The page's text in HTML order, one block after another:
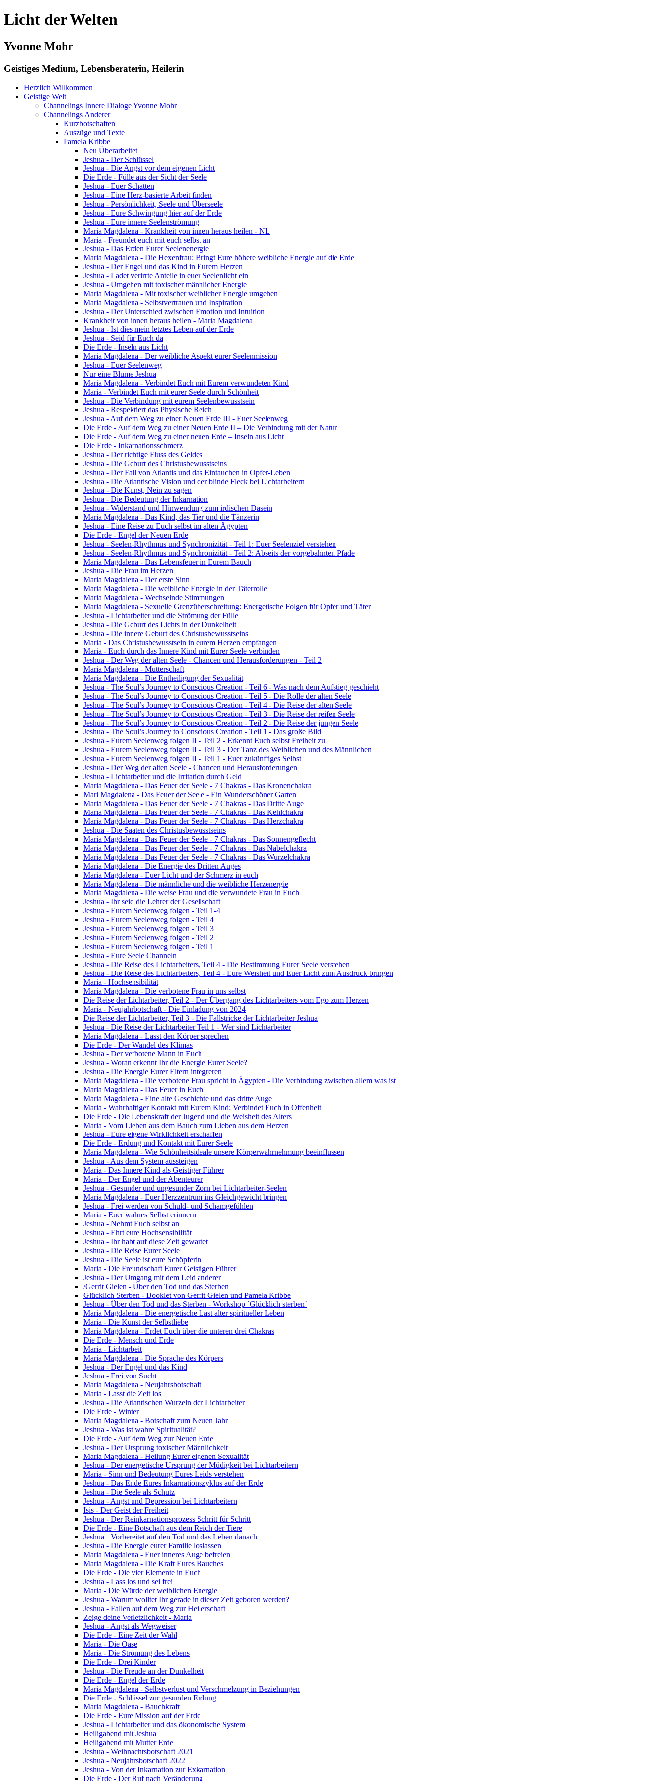
Licht der Welten
Yvonne Mohr
Geistiges Medium, Lebensberaterin, Heilerin
Herzlich Willkommen
Geistige Welt
Channelings Innere Dialoge Yvonne Mohr
Channelings Anderer
Kurzbotschaften
Auszüge und Texte
Pamela Kribbe
Neu Überarbeitet
Jeshua - Der Schlüssel
Jeshua - Die Angst vor dem eigenen Licht
Die Erde - Fülle aus der Sicht der Seele
Jeshua - Euer Schatten
Jeshua - Eine Herz-basierte Arbeit finden
Jeshua - Persönlichkeit, Seele und Überseele
Jeshua - Eure Schwingung hier auf der Erde
Jeshua - Eure innere Seelenströmung
Maria Magdalena - Krankheit von innen heraus heilen - NL
Maria - Freundet euch mit euch selbst an
Jeshua - Das Erden Eurer Seelenenergie
Maria Magdalena - Die Hexenfrau: Bringt Eure höhere weibliche Energie auf die Erde
Jeshua - Der Engel und das Kind in Eurem Herzen
Jeshua - Ladet verirrte Anteile in euer Seelenlicht ein
Jeshua - Umgehen mit toxischer männlicher Energie
Maria Magdalena - Mit toxischer weiblicher Energie umgehen
Maria Magdalena - Selbstvertrauen und Inspiration
Jeshua - Der Unterschied zwischen Emotion und Intuition
Krankheit von innen heraus heilen - Maria Magdalena
Jeshua - Ist dies mein letztes Leben auf der Erde
Jeshua - Seid für Euch da
Die Erde - Inseln aus Licht
Maria Magdalena - Der weibliche Aspekt eurer Seelenmission
Jeshua - Euer Seelenweg
Nur eine Blume Jeshua
Maria Magdalena - Verbindet Euch mit Eurem verwundeten Kind
Maria - Verbindet Euch mit eurer Seele durch Schönheit
Jeshua - Die Verbindung mit eurem Seelenbewusstsein
Jeshua - Respektiert das Physische Reich
Jeshua - Auf dem Weg zu einer Neuen Erde III - Euer Seelenweg
Die Erde - Auf dem Weg zu einer Neuen Erde II – Die Verbindung mit der Natur
Die Erde - Auf dem Weg zu einer neuen Erde – Inseln aus Licht
Die Erde - Inkarnationsschmerz
Jeshua - Der richtige Fluss des Geldes
Jeshua - Die Geburt des Christusbewusstseins
Jeshua - Der Fall von Atlantis und das Eintauchen in Opfer-Leben
Jeshua - Die Atlantische Vision und der blinde Fleck bei Lichtarbeitern
Jeshua - Die Kunst, Nein zu sagen
Jeshua - Die Bedeutung der Inkarnation
Jeshua - Widerstand und Hinwendung zum irdischen Dasein
Maria Magdalena - Das Kind, das Tier und die Tänzerin
Jeshua - Eine Reise zu Euch selbst im alten Ägypten
Die Erde - Engel der Neuen Erde
Jeshua - Seelen-Rhythmus und Synchronizität - Teil 1: Euer Seelenziel verstehen
Jeshua - Seelen-Rhythmus und Synchronizität - Teil 2: Abseits der vorgebahnten Pfade
Maria Magdalena - Das Lebensfeuer in Eurem Bauch
Jeshua - Die Frau im Herzen
Maria Magdalena - Der erste Sinn
Maria Magdalena - Die weibliche Energie in der Täterrolle
Maria Magdalena - Wechselnde Stimmungen
Maria Magdalena - Sexuelle Grenzüberschreitung: Energetische Folgen für Opfer und Täter
Jeshua - Lichtarbeiter und die Strömung der Fülle
Jeshua - Die Geburt des Lichts in der Dunkelheit
Jeshua - Die innere Geburt des Christusbewusstseins
Maria - Das Christusbewusstsein in eurem Herzen empfangen
Maria - Euch durch das Innere Kind mit Eurer Seele verbinden
Jeshua - Der Weg der alten Seele - Chancen und Herausforderungen - Teil 2
Maria Magdalena - Mutterschaft
Maria Magdalena - Die Entheiligung der Sexualität
Jeshua - The Soul’s Journey to Conscious Creation - Teil 6 - Was nach dem Aufstieg geschieht
Jeshua - The Soul’s Journey to Conscious Creation - Teil 5 - Die Rolle der alten Seele
Jeshua - The Soul’s Journey to Conscious Creation - Teil 4 - Die Reise der alten Seele
Jeshua - The Soul’s Journey to Conscious Creation - Teil 3 - Die Reise der reifen Seele
Jeshua - The Soul’s Journey to Conscious Creation - Teil 2 - Die Reise der jungen Seele
Jeshua - The Soul’s Journey to Conscious Creation - Teil 1 - Das große Bild
Jeshua - Eurem Seelenweg folgen II - Teil 2 - Erkennt Euch selbst Freiheit zu
Jeshua - Eurem Seelenweg folgen II - Teil 3 - Der Tanz des Weiblichen und des Männlichen
Jeshua - Eurem Seelenweg folgen II - Teil 1 - Euer zukünftiges Selbst
Jeshua - Der Weg der alten Seele - Chancen und Herausforderungen
Jeshua - Lichtarbeiter und die Irritation durch Geld
Maria Magdalena - Das Feuer der Seele - 7 Chakras - Das Kronenchakra
Mari Magdalena - Das Feuer der Seele - Ein Wunderschöner Garten
Maria Magdalena - Das Feuer der Seele - 7 Chakras - Das Dritte Auge
Maria Magdalena - Das Feuer der Seele - 7 Chakras - Das Kehlchakra
Maria Magdalena - Das Feuer der Seele - 7 Chakras - Das Herzchakra
Jeshua - Die Saaten des Christusbewusstseins
Maria Magdalena - Das Feuer der Seele - 7 Chakras - Das Sonnengeflecht
Maria Magdalena - Das Feuer der Seele - 7 Chakras - Das Nabelchakra
Maria Magdalena - Das Feuer der Seele - 7 Chakras - Das Wurzelchakra
Maria Magdalena - Die Energie des Dritten Auges
Maria Magdalena - Euer Licht und der Schmerz in euch
Maria Magdalena - Die männliche und die weibliche Herzenergie
Maria Magdalena - Die weise Frau und die verwundete Frau in Euch
Jeshua - Ihr seid die Lehrer der Gesellschaft
Jeshua - Eurem Seelenweg folgen - Teil 1-4
Jeshua - Eurem Seelenweg folgen - Teil 4
Jeshua - Eurem Seelenweg folgen - Teil 3
Jeshua - Eurem Seelenweg folgen - Teil 2
Jeshua - Eurem Seelenweg folgen - Teil 1
Jeshua - Eure Seele Channeln
Jeshua - Die Reise des Lichtarbeiters, Teil 4 - Die Bestimmung Eurer Seele verstehen
Jeshua - Die Reise des Lichtarbeiters, Teil 4 - Eure Weisheit und Euer Licht zum Ausdruck bringen
Maria - Hochsensibilität
Maria Magdalena - Die verbotene Frau in uns selbst
Die Reise der Lichtarbeiter, Teil 2 - Der Übergang des Lichtarbeiters vom Ego zum Herzen
Maria - Neujahrbotschaft - Die Einladung von 2024
Die Reise der Lichtarbeiter, Teil 3 - Die Fallstricke der Lichtarbeiter Jeshua
Jeshua - Die Reise der Lichtarbeiter Teil 1 - Wer sind Lichtarbeiter
Maria Magdalena - Lasst den Körper sprechen
Die Erde - Der Wandel des Klimas
Jeshua - Der verbotene Mann in Euch
Jeshua - Woran erkennt Ihr die Energie Eurer Seele?
Jeshua - Die Energie Eurer Eltern integreren
Maria Magdalena - Die verbotene Frau spricht in Ägypten - Die Verbindung zwischen allem was ist
Maria Magdalena - Das Feuer in Euch
Maria Magdalena - Eine alte Geschichte und das dritte Auge
Maria - Wahrhaftiger Kontakt mit Eurem Kind: Verbindet Euch in Offenheit
Die Erde - Die Lebenskraft der Jugend und die Weisheit des Alters
Maria - Vom Lieben aus dem Bauch zum Lieben aus dem Herzen
Jeshua - Eure eigene Wirklichkeit erschaffen
Die Erde - Erdung und Kontakt mit Eurer Seele
Maria Magdalena - Wie Schönheitsideale unsere Körperwahrnehmung beeinflussen
Jeshua - Aus dem System aussteigen
Maria - Das Innere Kind als Geistiger Führer
Maria - Der Engel und der Abenteurer
Jeshua - Gesunder und ungesunder Zorn bei Lichtarbeiter-Seelen
Maria Magdalena - Euer Herzzentrum ins Gleichgewicht bringen
Jeshua - Frei werden von Schuld- und Schamgefühlen
Maria - Euer wahres Selbst erinnern
Jeshua - Nehmt Euch selbst an
Jeshua - Ehrt eure Hochsensibilität
Jeshua - Ihr habt auf diese Zeit gewartet
Jeshua - Die Reise Eurer Seele
Jeshua - Die Seele ist eure Schöpferin
Maria - Die Freundschaft Eurer Geistigen Führer
Jeshua - Der Umgang mit dem Leid anderer
/Gerrit Gielen - Über den Tod und das Sterben
Glücklich Sterben - Booklet von Gerrit Gielen und Pamela Kribbe
Jeshua - Über den Tod und das Sterben - Workshop `Glücklich sterben`
Maria Magdalena - Die energetische Last alter spiritueller Leben
Maria - Die Kunst der Selbstliebe
Maria Magdalena - Erdet Euch über die unteren drei Chakras
Die Erde - Mensch und Erde
Maria - Lichtarbeit
Maria Magdalena - Die Sprache des Körpers
Jeshua - Der Engel und das Kind
Jeshua - Frei von Sucht
Maria Magdalena - Neujahrsbotschaft
Maria - Lasst die Zeit los
Jeshua - Die Atlantischen Wurzeln der Lichtarbeiter
Die Erde - Winter
Maria Magdalena - Botschaft zum Neuen Jahr
Jeshua - Was ist wahre Spiritualität?
Die Erde - Auf dem Weg zur Neuen Erde
Jeshua - Der Ursprung toxischer Männlichkeit
Maria Magdalena - Heilung Eurer eigenen Sexualität
Jeshua - Der energetische Ursprung der Müdigkeit bei Lichtarbeitern
Maria - Sinn und Bedeutung Eures Leids verstehen
Jeshua - Das Ende Eures Inkarnationszyklus auf der Erde
Jeshua - Die Seele als Schutz
Jeshua - Angst und Depression bei Lichtarbeitern
Isis - Der Geist der Freiheit
Jeshua - Der Reinkarnationsprozess Schritt für Schritt
Die Erde - Eine Botschaft aus dem Reich der Tiere
Jeshua - Vorbereitet auf den Tod und das Leben danach
Jeshua - Die Energie eurer Familie loslassen
Maria Magdalena - Euer inneres Auge befreien
Maria Magdalena - Die Kraft Eures Bauches
Die Erde - Die vier Elemente in Euch
Jeshua - Lass los und sei frei
Maria - Die Würde der weiblichen Energie
Jeshua - Warum wolltet Ihr gerade in dieser Zeit geboren werden?
Jeshua - Fallen auf dem Weg zur Heilerschaft
Zeige deine Verletzlichkeit - Maria
Jeshua - Angst als Wegweiser
Die Erde - Eine Zeit der Wahl
Maria - Die Oase
Maria - Die Strömung des Lebens
Die Erde - Drei Kinder
Jeshua - Die Freude an der Dunkelheit
Die Erde - Engel der Erde
Maria Magdalena - Selbstverlust und Verschmelzung in Beziehungen
Die Erde - Schlüssel zur gesunden Erdung
Maria Magdalena - Bauchkraft
Die Erde - Eure Mission auf der Erde
Jeshua - Lichtarbeiter und das ökonomische System
Heiligabend mit Jeshua
Heiligabend mit Mutter Erde
Jeshua - Weihnachtsbotschaft 2021
Jeshua - Neujahrsbotschaft 2022
Jeshua - Von der Inkarnation zur Exkarnation
Die Erde - Der Ruf nach Veränderung